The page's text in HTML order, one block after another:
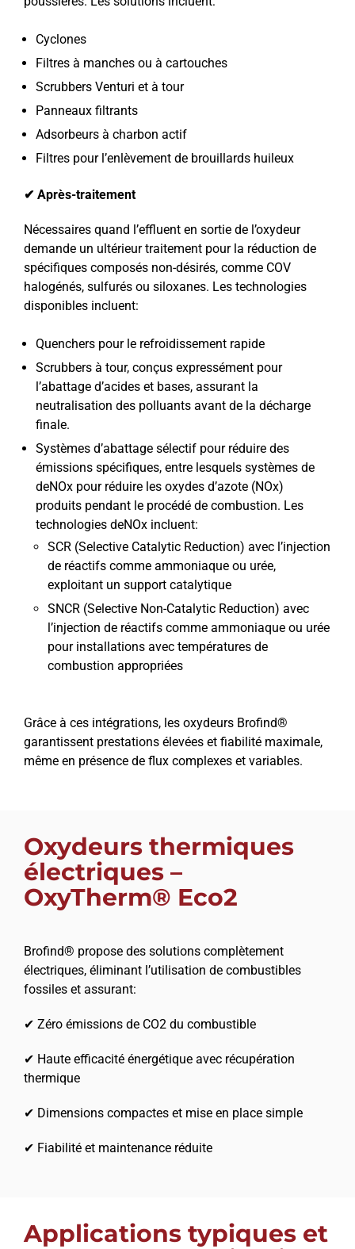
Cyclones
Filtres à manches ou à cartouches
Scrubbers Venturi et à tour
Panneaux filtrants
Adsorbeurs à charbon actif
Filtres pour l’enlèvement de brouillards huileux
✔ Après-traitement
Nécessaires quand l’effluent en sortie de l’oxydeur
demande un ultérieur traitement pour la réduction de
spécifiques composés non-désirés, comme COV
halogénés, sulfurés ou siloxanes. Les technologies
disponibles incluent:
Quenchers pour le refroidissement rapide
Scrubbers à tour, conçus expressément pour
l’abattage d’acides et bases, assurant la
neutralisation des polluants avant de la décharge
finale.
Systèmes d’abattage sélectif pour réduire des
émissions spécifiques, entre lesquels systèmes de
deNOx pour réduire les oxydes d’azote (NOx)
produits pendant le procédé de combustion. Les
technologies deNOx incluent:
SCR (Selective Catalytic Reduction) avec l’injection
de réactifs comme ammoniaque ou urée,
exploitant un support catalytique
SNCR (Selective Non-Catalytic Reduction) avec
l’injection de réactifs comme ammoniaque ou urée
pour installations avec températures de
combustion appropriées
Grâce à ces intégrations, les oxydeurs Brofind®
garantissent prestations élevées et fiabilité maximale,
même en présence de flux complexes et variables.
Oxydeurs thermiques
électriques –
OxyTherm® Eco2
Brofind® propose des solutions complètement
électriques, éliminant l’utilisation de combustibles
fossiles et assurant:
✔ Zéro émissions de CO2 du combustible
✔ Haute efficacité énergétique avec récupération
thermique
✔ Dimensions compactes et mise en place simple
✔ Fiabilité et maintenance réduite
Applications typiques et